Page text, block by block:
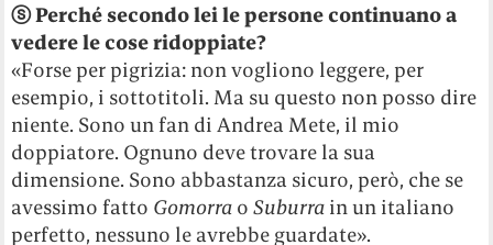
ⓢPerché secondo lei le persone continuano a
vedere le cose ridoppiate?
«Forse per pigrizia: non vogliono leggere, per
esempio, i sottotitoli. Ma su questo non posso dire
niente. Sono un fan di Andrea Mete, il mio
doppiatore. Ognuno deve trovare la sua
dimensione. Sono abbastanza sicuro, però, che se
avessimo fatto Gomorra oSuburra in un italiano
perfetto, nessuno le avrebbe guardate».